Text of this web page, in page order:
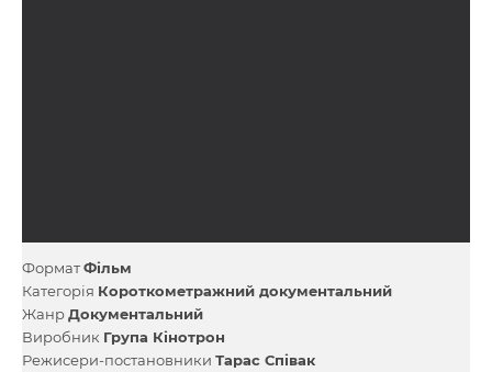
ФорматФільм
Категорія Короткометражний документальний
ЖанрДокументальний
Виробник Група Кінотрон
Режисери-постановники Тарас Співак